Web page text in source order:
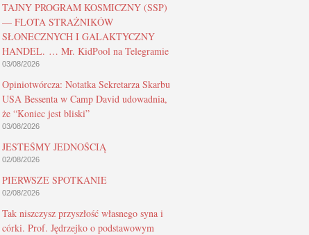
TAJNY PROGRAM KOSMICZNY (SSP)
— FLOTA STRAŻNIKÓW
SŁONECZNYCH I GALAKTYCZNY
HANDEL. … Mr. KidPool na Telegramie
03/08/2026
Opiniotwórcza: Notatka Sekretarza Skarbu
USA Bessenta w Camp David udowadnia,
że “Koniec jest bliski”
03/08/2026
JESTEŚMY JEDNOŚCIĄ
02/08/2026
PIERWSZE SPOTKANIE
02/08/2026
Tak niszczysz przyszłość własnego syna i
córki. Prof. Jędrzejko o podstawowym